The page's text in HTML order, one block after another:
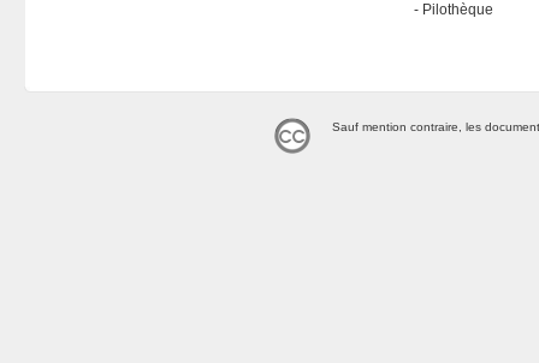
Pilothèque
Sauf mention contraire, les